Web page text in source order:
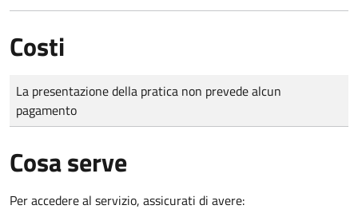
Costi
Tipo di pagamento
Importo
La presentazione della pratica non prevede alcun
pagamento
Cosa serve
Per accedere al servizio, assicurati di avere: